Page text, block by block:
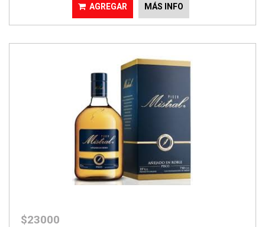
AGREGAR MÁS INFO
$23000